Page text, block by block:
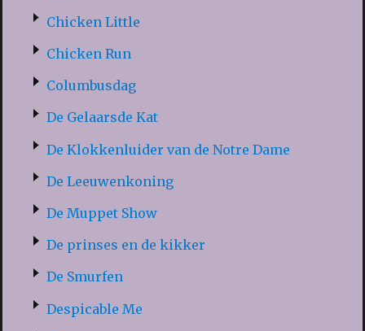
Chicken Little
Chicken Run
Columbusdag
De Gelaarsde Kat
De Klokkenluider van de Notre Dame
De Leeuwenkoning
De Muppet Show
De prinses en de kikker
De Smurfen
Despicable Me